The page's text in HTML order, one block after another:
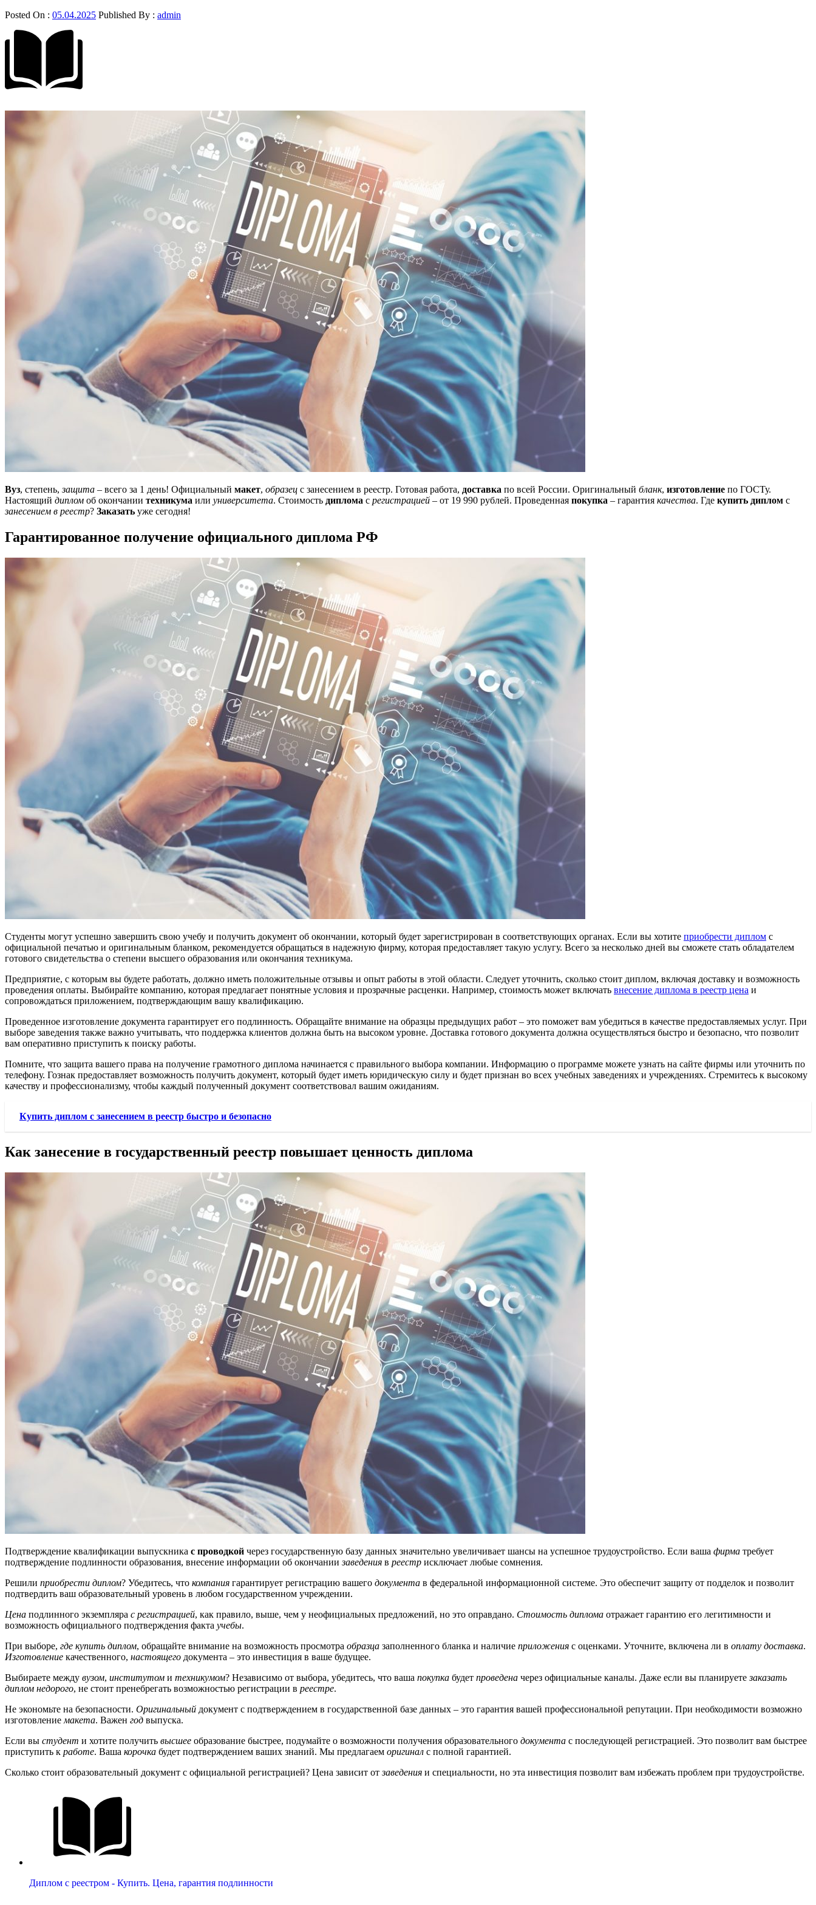
Posted On : 05.04.2025 Published By : admin
Вуз, степень,защита – всего за 1 день! Официальный макет, образец с занесением в реестр. Готовая работа, доставка по всей России. Оригинальный бланк, изготовление по ГОСТу.
Настоящий диплом об окончании техникума или университета. Стоимость диплома с регистрацией – от 19 990 рублей. Проведенная покупка – гарантия качества. Где купить диплом с
занесением в реестр? Заказать уже сегодня!
Гарантированное получение официального диплома РФ
Студенты могут успешно завершить свою учебу и получить документ об окончании, который будет зарегистрирован в соответствующих органах. Если вы хотите приобрести диплом с
официальной печатью и оригинальным бланком, рекомендуется обращаться в надежную фирму, которая предоставляет такую услугу. Всего за несколько дней вы сможете стать обладателем
готового свидетельства о степени высшего образования или окончания техникума.
Предприятие, с которым вы будете работать, должно иметь положительные отзывы и опыт работы в этой области. Следует уточнить, сколько стоит диплом, включая доставку и возможность
проведения оплаты. Выбирайте компанию, которая предлагает понятные условия и прозрачные расценки. Например, стоимость может включать внесение диплома в реестр цена и
сопровождаться приложением, подтверждающим вашу квалификацию.
Проведенное изготовление документа гарантирует его подлинность. Обращайте внимание на образцы предыдущих работ – это поможет вам убедиться в качестве предоставляемых услуг. При
выборе заведения также важно учитывать, что поддержка клиентов должна быть на высоком уровне. Доставка готового документа должна осуществляться быстро и безопасно, что позволит
вам оперативно приступить к поиску работы.
Помните, что защита вашего права на получение грамотного диплома начинается с правильного выбора компании. Информацию о программе можете узнать на сайте фирмы или уточнить по
телефону. Гознак предоставляет возможность получить документ, который будет иметь юридическую силу и будет признан во всех учебных заведениях и учреждениях. Стремитесь к высокому
качеству и профессионализму, чтобы каждый полученный документ соответствовал вашим ожиданиям.
Купить диплом с занесением в реестр быстро и безопасно
Как занесение в государственный реестр повышает ценность диплома
Подтверждение квалификации выпускника с проводкой через государственную базу данных значительно увеличивает шансы на успешное трудоустройство. Если ваша фирма требует
подтверждение подлинности образования, внесение информации об окончаниизаведения в реестр исключает любые сомнения.
Решили приобрести диплом? Убедитесь, что компания гарантирует регистрацию вашего документа в федеральной информационной системе. Это обеспечит защиту от подделок и позволит
подтвердить ваш образовательный уровень в любом государственном учреждении.
Цена подлинного экземпляра с регистрацией, как правило, выше, чем у неофициальных предложений, но это оправдано. Стоимость диплома отражает гарантию его легитимности и
возможность официального подтверждения факта учебы.
При выборе, где купить диплом, обращайте внимание на возможность просмотра образца заполненного бланка и наличие приложения с оценками. Уточните, включена ли в оплату доставка.
Изготовление качественного, настоящего документа – это инвестиция в ваше будущее.
Выбираете между вузом, институтом и техникумом? Независимо от выбора, убедитесь, что ваша покупка будет проведена через официальные каналы. Даже если вы планируетезаказать
диплом недорого, не стоит пренебрегать возможностью регистрации в реестре.
Не экономьте на безопасности. Оригинальный документ с подтверждением в государственной базе данных – это гарантия вашей профессиональной репутации. При необходимости возможно
изготовление макета. Важен год выпуска.
Если вы студент и хотите получить высшее образование быстрее, подумайте о возможности получения образовательного документа с последующей регистрацией. Это позволит вам быстрее
приступить к работе. Ваша корочка будет подтверждением ваших знаний. Мы предлагаем оригинал с полной гарантией.
Сколько стоит образовательный документ с официальной регистрацией? Цена зависит отзаведения и специальности, но эта инвестиция позволит вам избежать проблем при трудоустройстве.
Диплом с реестром - Купить. Цена, гарантия подлинности